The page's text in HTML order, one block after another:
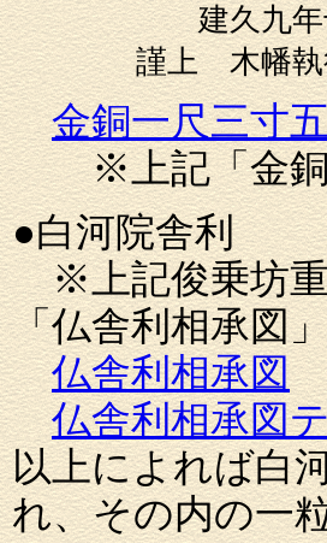
建久九年十
謹上 木幡執
金銅一尺三寸
※上記「金銅一
●白河院舎利
※上記俊乗坊重
「仏舎利相承図
仏舎利相承図
仏舎利相承図
以上によれば白
れ、その内の一